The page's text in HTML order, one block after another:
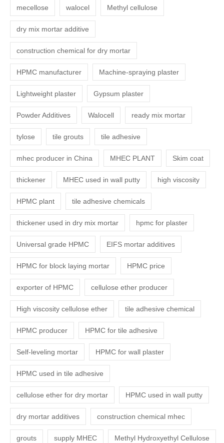
mecellose walocel Methyl cellulose
dry mix mortar additive
construction chemical for dry mortar
HPMC manufacturer Machine-spraying plaster
Lightweight plaster Gypsum plaster
Powder Additives Walocell ready mix mortar
tylose tile grouts tile adhesive
mhec producer in China MHEC PLANT Skim coat
thickener MHEC used in wall putty high viscosity
HPMC plant tile adhesive chemicals
thickener used in dry mix mortar hpmc for plaster
Universal grade HPMC EIFS mortar additives
HPMC for block laying mortar HPMC price
exporter of HPMC cellulose ether producer
High viscosity cellulose ether tile adhesive chemical
HPMC producer HPMC for tile adhesive
Self-leveling mortar HPMC for wall plaster
HPMC used in tile adhesive
cellulose ether for dry mortar HPMC used in wall putty
dry mortar additives construction chemical mhec
grouts supply MHEC Methyl Hydroxyethyl Cellulose